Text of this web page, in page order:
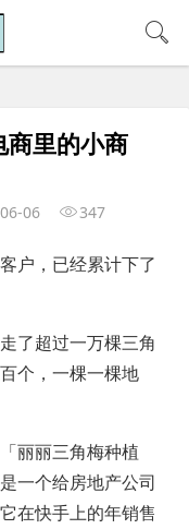
里的小商
06 347
户，已经累计下了
了超过一万棵三角
个，一棵一棵地
丽丽三角梅种植
一个给房地产公司
在快手上的年销售